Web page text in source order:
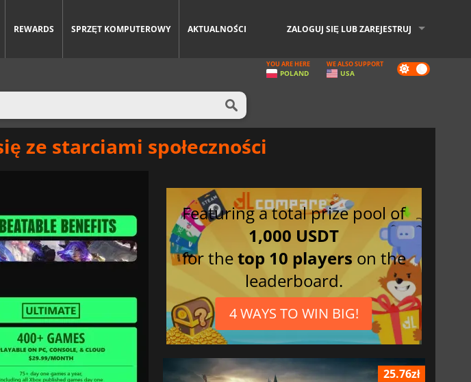
REWARDS SPRZĘT KOMPUTEROWY AKTUALNOŚCI ZALOGUJ SIĘ LUB ZAREJESTRUJ
Dark
mode
YOU ARE HERE
POLAND
WE ALSO SUPPORT
USA
ze starciami społeczności
Featuring a total prize pool of
1,000 USDT
for thetop 10 players on the
leaderboard.
4 WAYS TO WIN BIG!
25.76zł